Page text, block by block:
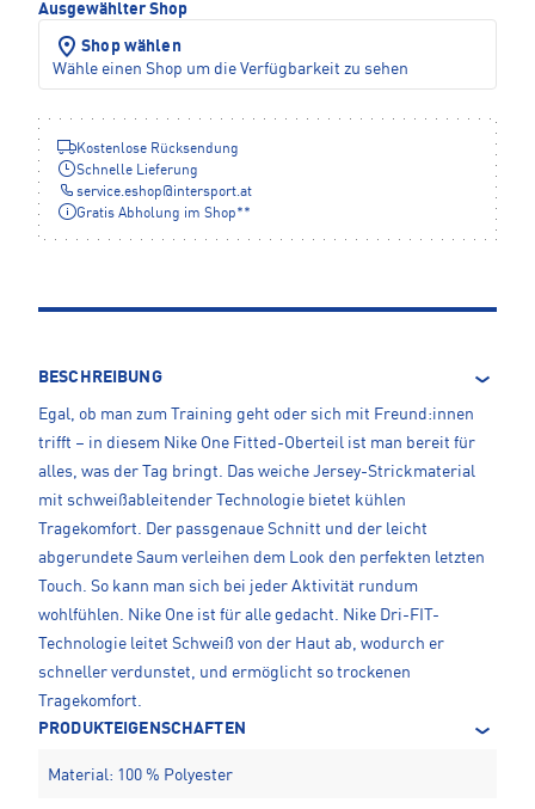
Ausgewählter Shop
Shop wählen
Wähle einen Shop um die Verfügbarkeit zu sehen
Kostenlose Rücksendung
Schnelle Lieferung
service.eshop@ intersport.at
Gratis Abholung im Shop**
BESCHREIBUNG
Egal, ob man zum Training geht oder sich mit Freund:innen
trifft – in diesem Nike One Fitted-Oberteil ist man bereit für
alles, was der Tag bringt. Das weiche Jersey-Strickmaterial
mit schweißableitender Technologie bietet kühlen
Tragekomfort. Der passgenaue Schnitt und der leicht
abgerundete Saum verleihen dem Look den perfekten letzten
Touch. So kann man sich bei jeder Aktivität rundum
wohlfühlen. Nike One ist für alle gedacht. Nike Dri-FIT-
Technologie leitet Schweiß von der Haut ab, wodurch er
schneller verdunstet, und ermöglicht so trockenen
Tragekomfort.
PRODUKTEIGENSCHAFTEN
Material: 100 % Polyester